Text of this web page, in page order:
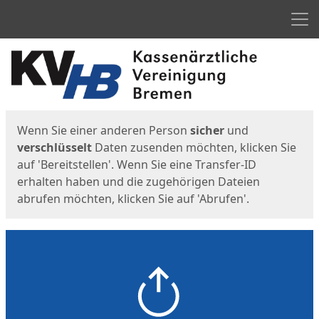
Start
Wenn Sie einer anderen Person sicher und
verschlüsselt Daten zusenden möchten, klicken Sie
auf 'Bereitstellen'. Wenn Sie eine Transfer-ID
erhalten haben und die zugehörigen Dateien
abrufen möchten, klicken Sie auf 'Abrufen'.